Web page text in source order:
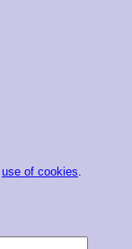
use of cookies